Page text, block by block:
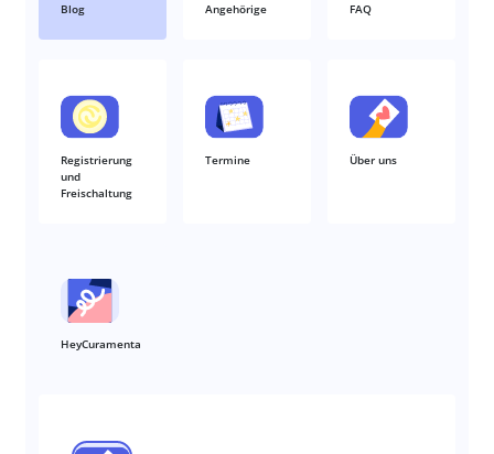
Blog Angehörige FAQ
Registrierung
und
Freischaltung
Termine Über uns
HeyCuramenta